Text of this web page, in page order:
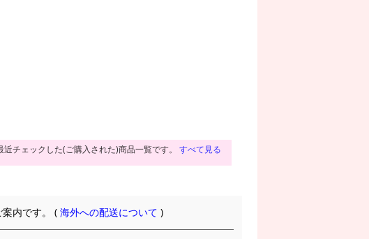
近チェックした(ご購入された)商品一覧です。 すべて見る
内です。 (海外への配送について )